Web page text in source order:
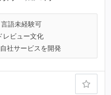
言語未経験可
レビュー文化
自社サービスを開発